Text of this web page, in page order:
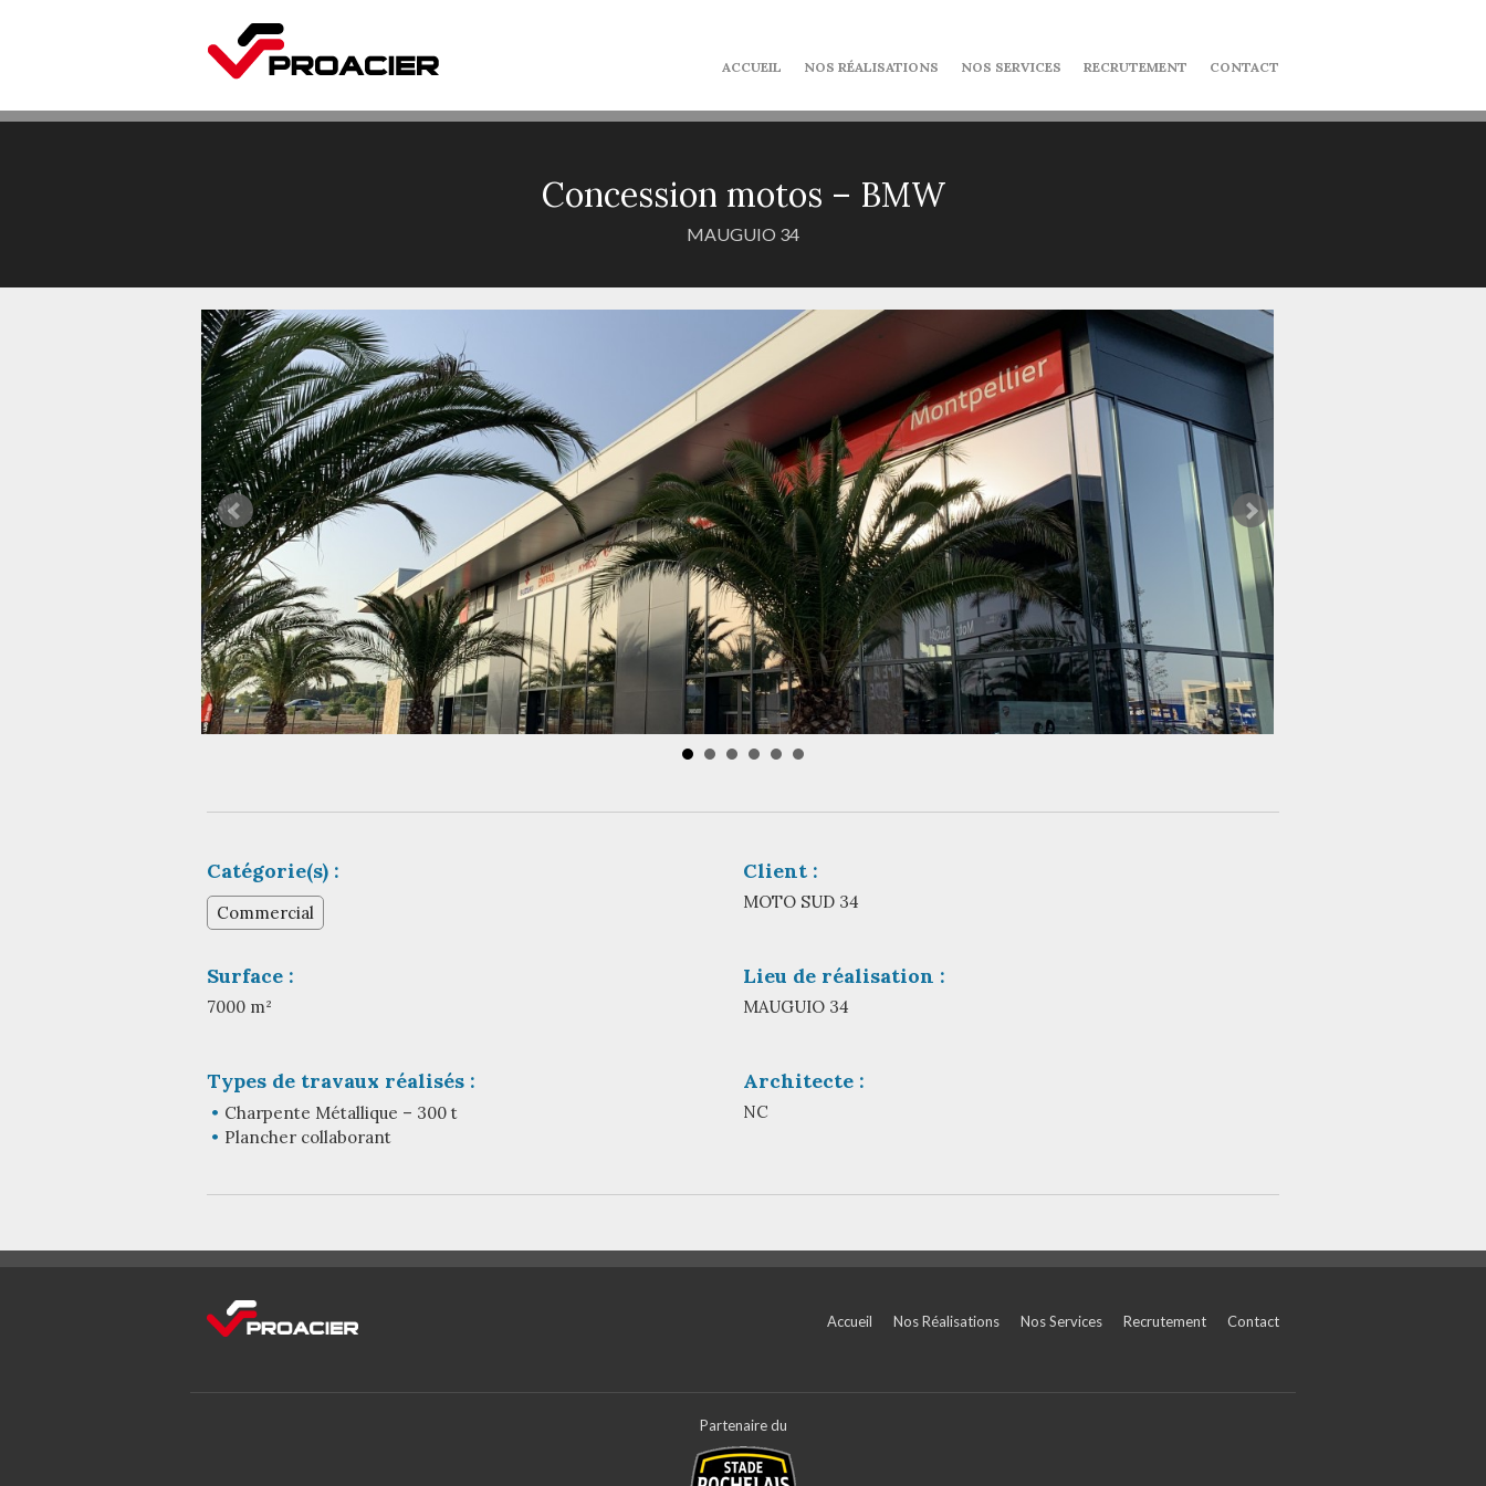
ACCUEIL NOS RÉALISATIONS NOS SERVICES RECRUTEMENT CONTACT
Concession motos – BMW
MAUGUIO 34
Catégorie(s) :
Commercial
Client :
MOTO SUD 34
Surface :
7000 m²
Lieu de réalisation :
MAUGUIO 34
Types de travaux réalisés :
Charpente Métallique – 300 t
Plancher collaborant
Architecte :
NC
Accueil Nos Réalisations Nos Services Recrutement Contact
Partenaire du